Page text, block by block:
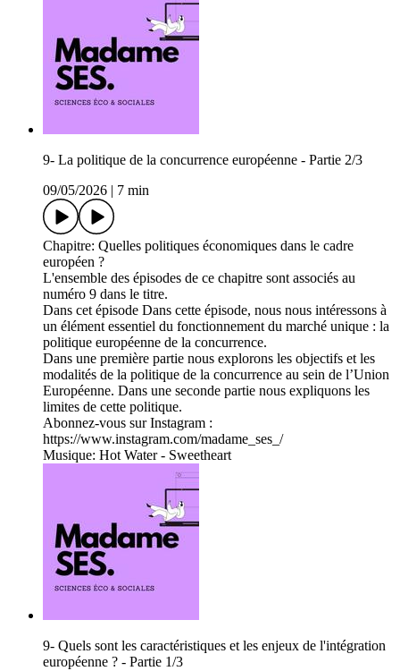
9- La politique de la concurrence européenne - Partie 2/3
09/05/2026
7 min
Chapitre: Quelles politiques économiques dans le cadre
européen ?
L'ensemble des épisodes de ce chapitre sont associés au
numéro 9 dans le titre.
Dans cet épisode Dans cette épisode, nous nous intéressons à
un élément essentiel du fonctionnement du marché unique : la
politique européenne de la concurrence.
Dans une première partie nous explorons les objectifs et les
modalités de la politique de la concurrence au sein de l’Union
Européenne. Dans une seconde partie nous expliquons les
limites de cette politique.
Abonnez-vous sur Instagram :
https://www.instagram.com/madame_ses_/
Musique: Hot Water - Sweetheart
9- Quels sont les caractéristiques et les enjeux de l'intégration
européenne ? - Partie 1/3